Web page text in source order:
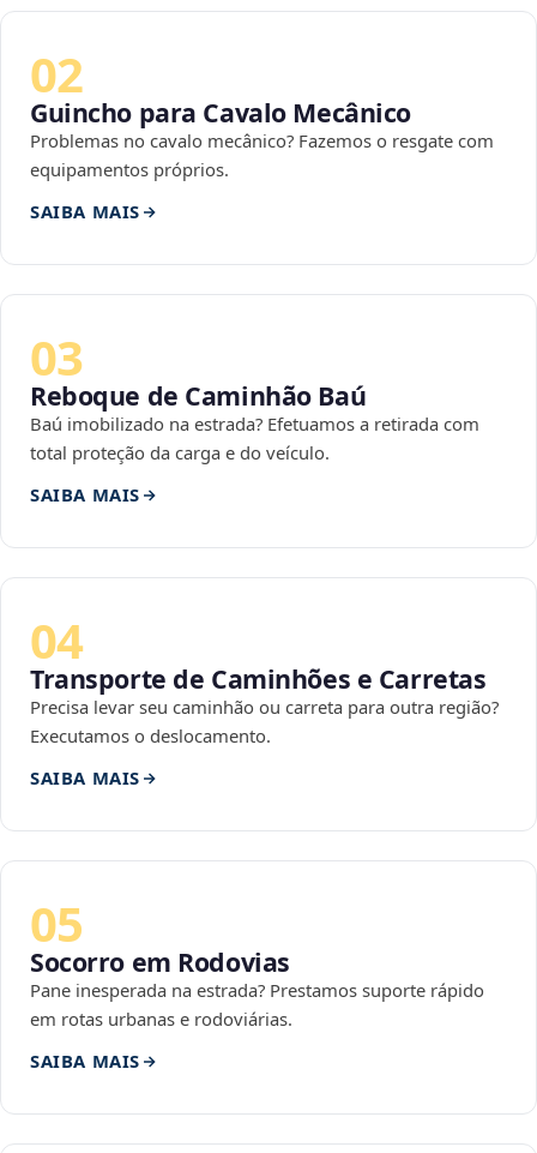
02
Guincho para Cavalo Mecânico
Problemas no cavalo mecânico? Fazemos o resgate com
equipamentos próprios.
SAIBA MAIS
03
Reboque de Caminhão Baú
Baú imobilizado na estrada? Efetuamos a retirada com
total proteção da carga e do veículo.
SAIBA MAIS
04
Transporte de Caminhões e Carretas
Precisa levar seu caminhão ou carreta para outra região?
Executamos o deslocamento.
SAIBA MAIS
05
Socorro em Rodovias
Pane inesperada na estrada? Prestamos suporte rápido
em rotas urbanas e rodoviárias.
SAIBA MAIS